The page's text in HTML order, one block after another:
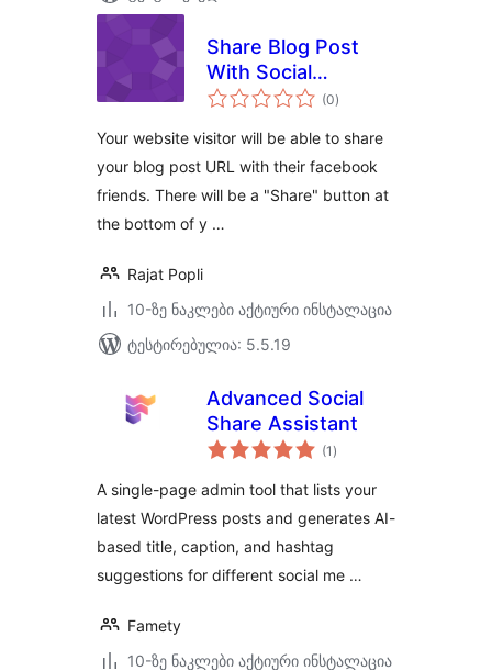
Share Blog Post
With Social
Network
(0საერთო
რეიტინგი
)
Your website visitor will be able to share
your blog post URL with their facebook
friends. There will be a "Share" button at
the bottom of y …
Rajat Popli
10-ზე ნაკლები აქტიური ინსტალაცია
ტესტირებულია: 5.5.19
Advanced Social
Share Assistant
(1 საერთო
რეიტინგი
)
A single-page admin tool that lists your
latest WordPress posts and generates AI-
based title, caption, and hashtag
suggestions for different social me …
Famety
10-ზე ნაკლები აქტიური ინსტალაცია